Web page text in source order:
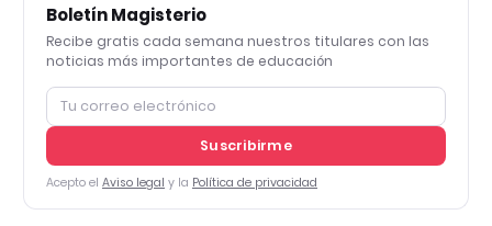
Boletín Magisterio
Recibe gratis cada semana nuestros titulares con las
noticias más importantes de educación
Suscribirme
Acepto el Aviso legal y la Política de privacidad